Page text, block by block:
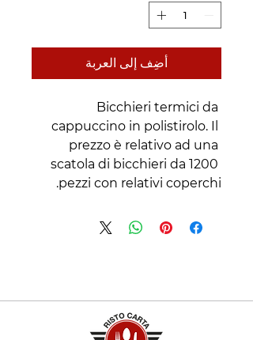
أضِف إلى العربة
Bicchieri termici da
cappuccino in polistirolo. Il
prezzo è relativo ad una
scatola di bicchieri da 1200
pezzi con relativi coperchi.